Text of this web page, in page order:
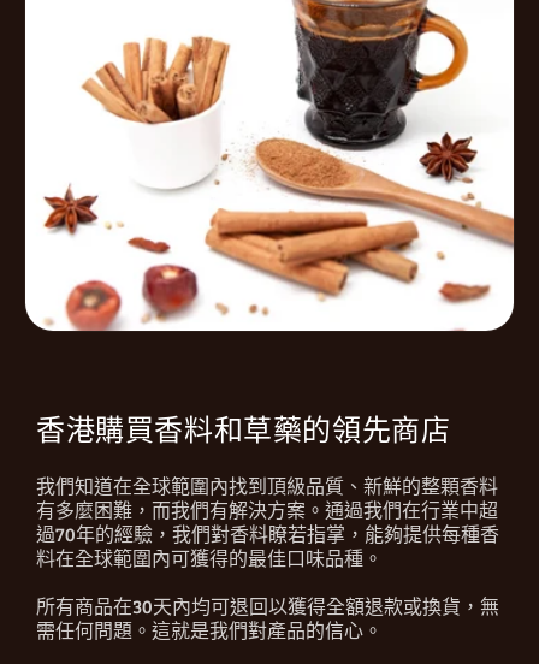
香港購買香料和草藥的領先商店
我們知道在全球範圍內找到頂級品質、新鮮的整顆香料
有多麼困難，而我們有解決方案。通過我們在行業中超
過70年的經驗，我們對香料瞭若指掌，能夠提供每種香
料在全球範圍內可獲得的最佳口味品種。
所有商品在30天內均可退回以獲得全額退款或換貨，無
需任何問題。這就是我們對產品的信心。